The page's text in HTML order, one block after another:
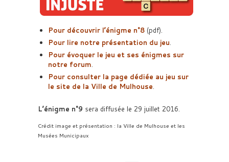
Pour découvrir l’énigme n°8 (pdf).
Pour lire notre présentation du jeu.
Pour évoquer le jeu et ses énigmes sur
notre forum.
Pour consulter la page dédiée au jeu sur
le site de la Ville de Mulhouse.
L’énigme n°9 sera diffusée le 29 juillet 2016.
Crédit image et présentation : la Ville de Mulhouse et les
Musées Municipaux